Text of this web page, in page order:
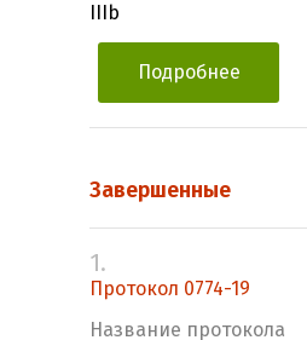
IIIb
Подробнее
Завершенные
1.
Протокол 0774-19
Название протокола